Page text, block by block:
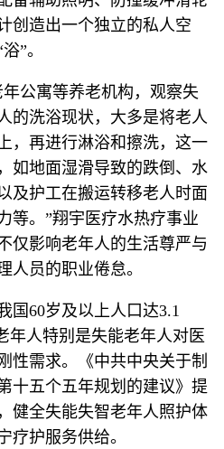
创造出一个独立的私人空
”。
公寓等养老机构，观察失
的洗浴现状，大多是将老人
，再进行淋浴和擦洗，这一
如地面湿滑导致的跌倒、水
及护工在搬运转移老人时面
等。”翔宇医疗水热疗事业
仅影响老年人的生活尊严与
人员的职业倦怠。
60岁及以上人口达3.1
年人特别是失能老年人对医
性需求。《中共中央关于制
十五个五年规划的建议》提
健全失能失智老年人照护体
疗护服务供给。